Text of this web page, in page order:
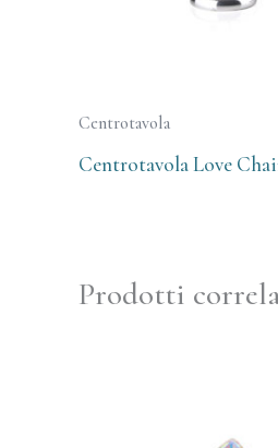
Centrotavola
Centrotavola Love
Prodotti